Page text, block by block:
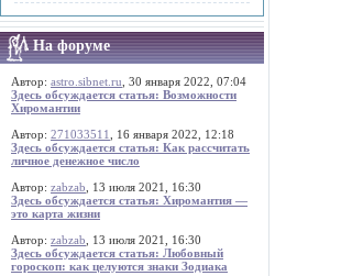
На форуме
Автор: astro.sibnet.ru , 30 января 2022, 07:04
Здесь обсуждается статья: Возможности
Хиромантии
Автор: 271033511
, 16 января 2022, 12:18
Здесь обсуждается статья: Как рассчитать
личное денежное число
Автор: zabzab , 13 июля 2021, 16:30
Здесь обсуждается статья: Хиромантия —
это карта жизни
Автор: zabzab , 13 июля 2021, 16:30
Здесь обсуждается статья: Любовный
гороскоп: как целуются знаки Зодиака